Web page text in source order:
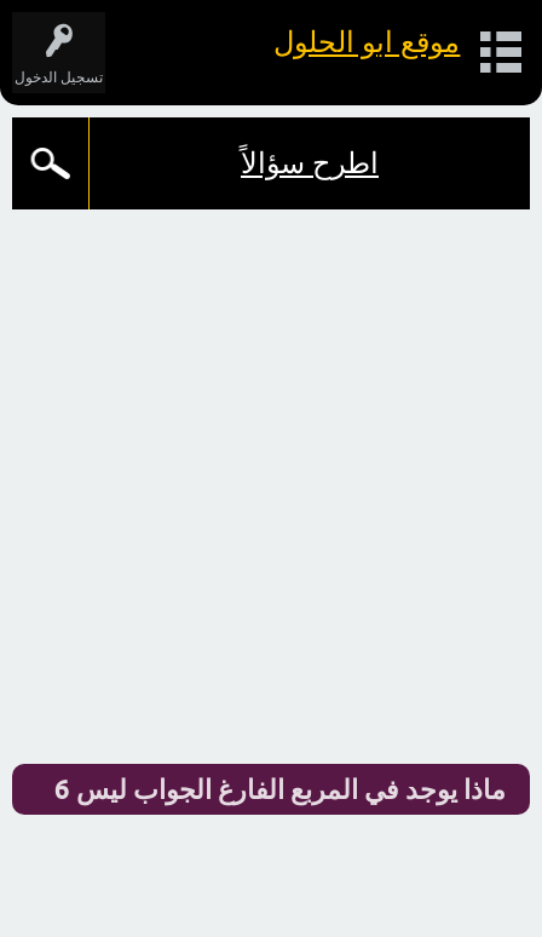
تسجيل الدخول
موقع ابو الحلول
اطرح سؤالاً
ماذا يوجد في المربع الفارغ الجواب ليس 6